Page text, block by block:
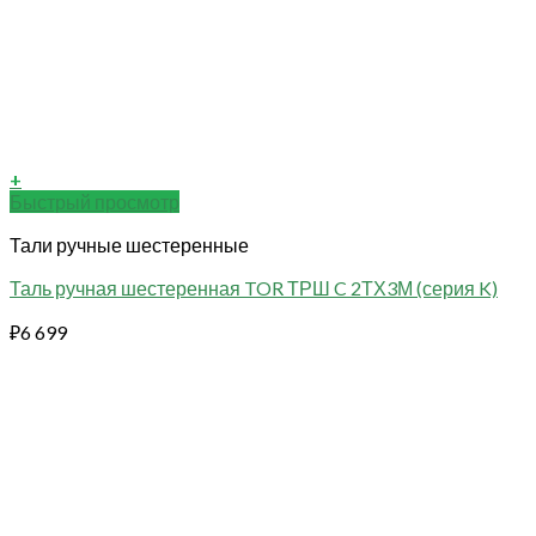
+
Быстрый просмотр
Тали ручные шестеренные
Таль ручная шестеренная TOR ТРШ C 2ТХ3М (серия K)
₽6 699